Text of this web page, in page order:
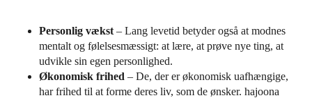
Personlig vækst – Lang levetid betyder også at modnes
mentalt og følelsesmæssigt: at lære, at prøve nye ting, at
udvikle sin egen personlighed.
Økonomisk frihed – De, der er økonomisk uafhængige,
har frihed til at forme deres liv, som de ønsker. hajoona